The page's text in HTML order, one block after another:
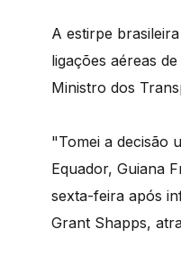
A estirpe
ligações aéreas
Ministro dos
"Tomei a decisão
Equador, Guiana
sexta-feira após
Grant Shapps,